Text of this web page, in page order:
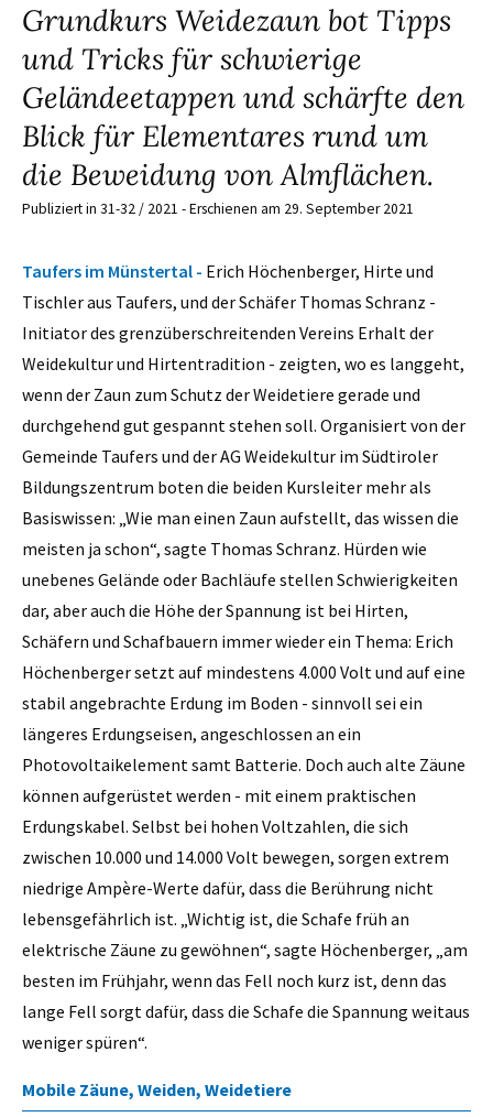
Grundkurs Weidezaun bot Tipps
und Tricks für schwierige
Geländeetappen und schärfte den
Blick für Elementares rund um
die Beweidung von Almflächen.
Publiziert in 31-32 / 2021 - Erschienen am 29. September 2021
Taufers im Münstertal - Erich Höchenberger, Hirte und
Tischler aus Taufers, und der Schäfer Thomas Schranz -
Initiator des grenzüberschreitenden Vereins Erhalt der
Weidekultur und Hirtentradition - zeigten, wo es langgeht,
wenn der Zaun zum Schutz der Weidetiere gerade und
durchgehend gut gespannt stehen soll. Organisiert von der
Gemeinde Taufers und der AG Weidekultur im Südtiroler
Bildungszentrum boten die beiden Kursleiter mehr als
Basiswissen: „Wie man einen Zaun aufstellt, das wissen die
meisten ja schon“, sagte Thomas Schranz. Hürden wie
unebenes Gelände oder Bachläufe stellen Schwierigkeiten
dar, aber auch die Höhe der Spannung ist bei Hirten,
Schäfern und Schafbauern immer wieder ein Thema: Erich
Höchenberger setzt auf mindestens 4.000 Volt und auf eine
stabil angebrachte Erdung im Boden - sinnvoll sei ein
längeres Erdungseisen, angeschlossen an ein
Photovoltaikelement samt Batterie. Doch auch alte Zäune
können aufgerüstet werden - mit einem praktischen
Erdungskabel. Selbst bei hohen Voltzahlen, die sich
zwischen 10.000 und 14.000 Volt bewegen, sorgen extrem
niedrige Ampère-Werte dafür, dass die Berührung nicht
lebensgefährlich ist. „Wichtig ist, die Schafe früh an
elektrische Zäune zu gewöhnen“, sagte Höchenberger, „am
besten im Frühjahr, wenn das Fell noch kurz ist, denn das
lange Fell sorgt dafür, dass die Schafe die Spannung weitaus
weniger spüren“.
Mobile Zäune, Weiden, Weidetiere